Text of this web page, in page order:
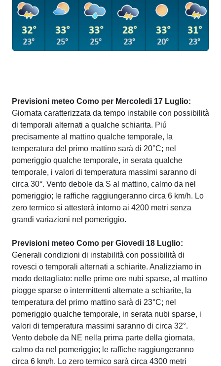
Previsioni meteo Como per Mercoledi 17 Luglio:
Giornata caratterizzata da tempo instabile con possibilità
di temporali alternati a qualche schiarita. Piú
precisamente al mattino qualche temporale, la
temperatura del primo mattino sarà di 20°C; nel
pomeriggio qualche temporale, in serata qualche
temporale, i valori di temperatura massimi saranno di
circa 30°. Vento debole da S al mattino, calmo da nel
pomeriggio; le raffiche raggiungeranno circa 6 km/h. Lo
zero termico si attesterà intorno ai 4200 metri senza
grandi variazioni nel pomeriggio.
Previsioni meteo Como per Giovedi 18 Luglio:
Generali condizioni di instabilità con possibilità di
rovesci o temporali alternati a schiarite. Analizziamo in
modo dettagliato: nelle prime ore nubi sparse, al mattino
piogge sparse o intermittenti alternate a schiarite, la
temperatura del primo mattino sarà di 23°C; nel
pomeriggio qualche temporale, in serata nubi sparse, i
valori di temperatura massimi saranno di circa 32°.
Vento debole da NE nella prima parte della giornata,
calmo da nel pomeriggio; le raffiche raggiungeranno
circa 6 km/h. Lo zero termico sarà circa 4300 metri